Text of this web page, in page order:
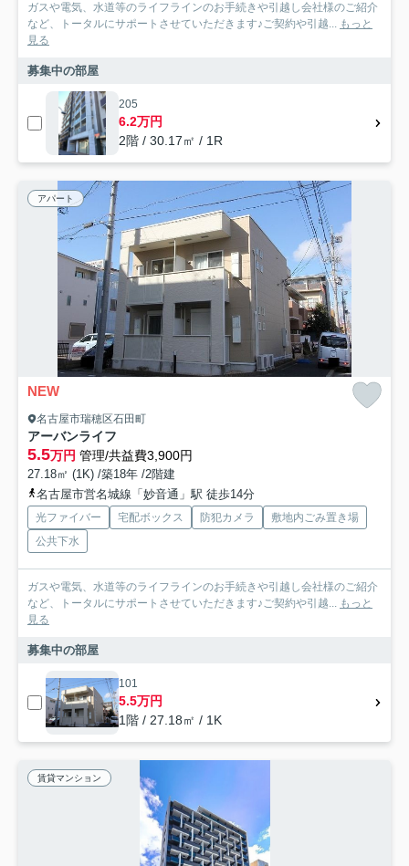
ガスや電気、水道等のライフラインのお手続きや引越し会社様のご紹介
など、トータルにサポートさせていただきます♪ご契約や引越... もっと
見る
募集中の部屋
205
6.2万円
2階 / 30.17㎡ / 1R
アパート
NEW
名古屋市瑞穂区石田町
アーバンライフ
5.5万円 管理/共益費3,900円
27.18㎡ (1K) /築18年 /2階建
名古屋市営名城線「妙音通」駅 徒歩14分
光ファイバー 宅配ボックス 防犯カメラ
敷地内ごみ置き場
公共下水
ガスや電気、水道等のライフラインのお手続きや引越し会社様のご紹介
など、トータルにサポートさせていただきます♪ご契約や引越... もっと
見る
募集中の部屋
101
5.5万円
1階 / 27.18㎡ / 1K
賃貸マンション